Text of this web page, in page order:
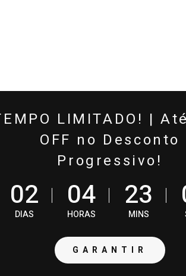
LIMITADO! |
OFF no Desconto
Progressivo!
02
DIAS
04
HORAS
23
MINS
GARANTIR